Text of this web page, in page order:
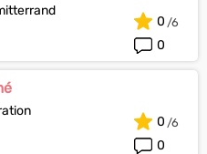
0
0
0
0